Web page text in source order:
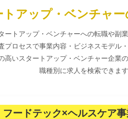
トアップ・ベンチャー
ートアップ・ベンチャーへの転職や副
プロセスで事業内容・ビジネスモデル
高いスタートアップ・ベンチャー企業
職種別に求人を検索できます
フードテック×ヘルスケア